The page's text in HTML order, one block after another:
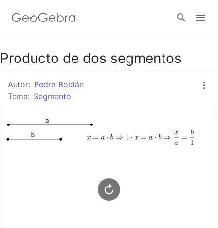
Google Classroom
GeoGebra Classroom
Abrir sesión
Producto de dos segmentos
Autor: Pedro Roldán
Tema: Segmento